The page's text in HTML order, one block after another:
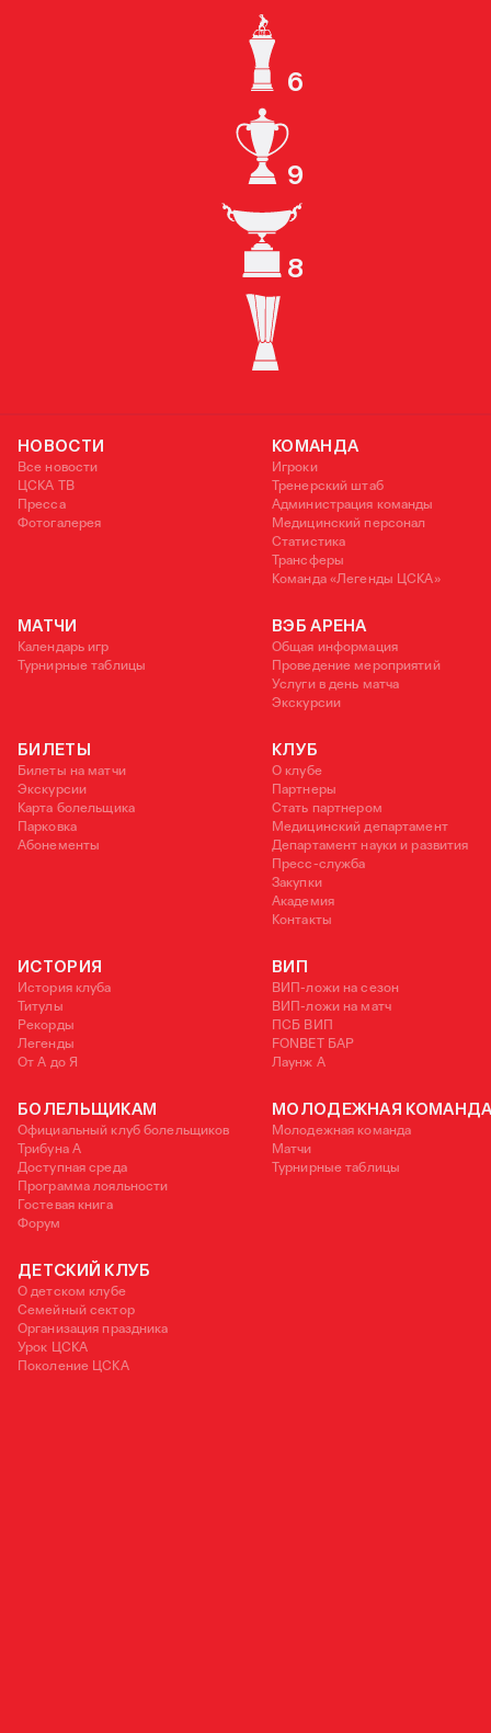
6
9
8
НОВОСТИ
Все новости
ЦСКА ТВ
Пресса
Фотогалерея
КОМАНДА
Игроки
Тренерский штаб
Администрация команды
Медицинский персонал
Статистика
Трансферы
Команда «Легенды ЦСКА»
МАТЧИ
Календарь игр
Турнирные таблицы
ВЭБ АРЕНА
Общая информация
Проведение мероприятий
Услуги в день матча
Экскурсии
БИЛЕТЫ
Билеты на матчи
Экскурсии
Карта болельщика
Парковка
Абонементы
КЛУБ
О клубе
Партнеры
Стать партнером
Медицинский департамент
Департамент науки и развития
Пресс-служба
Закупки
Академия
Контакты
ИСТОРИЯ
История клуба
Титулы
Рекорды
Легенды
От А до Я
ВИП
ВИП-ложи на сезон
ВИП-ложи на матч
ПСБ ВИП
FONBET БАР
Лаунж A
БОЛЕЛЬЩИКАМ
Официальный клуб болельщиков
Трибуна А
Доступная среда
Программа лояльности
Гостевая книга
Форум
МОЛОДЕЖНАЯ
Молодежная команда
Матчи
Турнирные таблицы
ДЕТСКИЙ КЛУБ
О детском клубе
Семейный сектор
Организация праздника
Урок ЦСКА
Поколение ЦСКА